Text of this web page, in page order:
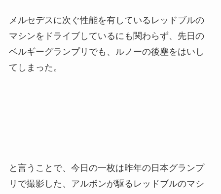
メルセデスに次ぐ性能を有しているレッドブルの
マシンをドライブしているにも関わらず、先日の
ベルギーグランプリでも、ルノーの後塵をはいし
てしまった。
と言うことで、今日の一枚は昨年の日本グランプ
リで撮影した、アルボンが駆るレッドブルのマシ